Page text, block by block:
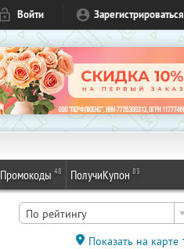
Войти Зарегистрироваться
Промокоды 48 ПолучиКупон 83
По рейтингу
Показать на карте